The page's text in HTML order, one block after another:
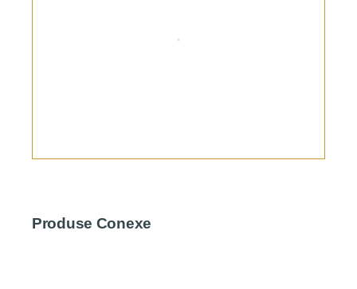
Produse Conexe